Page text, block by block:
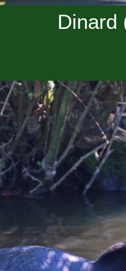
Dinard